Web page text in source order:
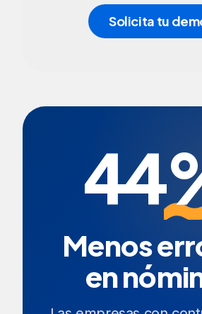
Solicita tu
44
Menos
en